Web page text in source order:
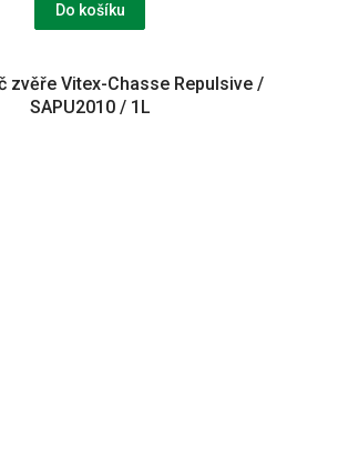
Do košíku
zvěře Vitex-Chasse Repulsive /
SAPU2010 / 1L